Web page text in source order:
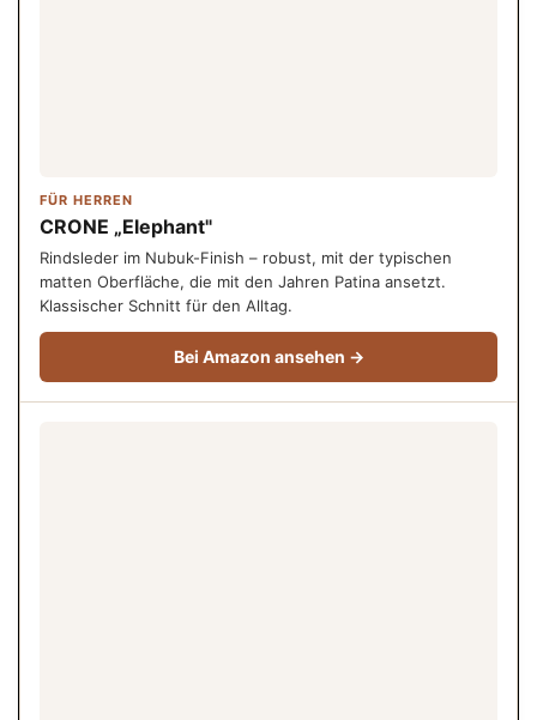
FÜR HERREN
CRONE „Elephant"
Rindsleder im Nubuk-Finish – robust, mit der typischen
matten Oberfläche, die mit den Jahren Patina ansetzt.
Klassischer Schnitt für den Alltag.
Bei Amazon ansehen →